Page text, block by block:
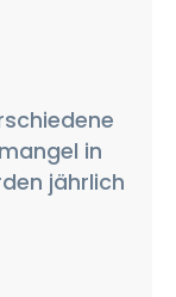
in
jährlich